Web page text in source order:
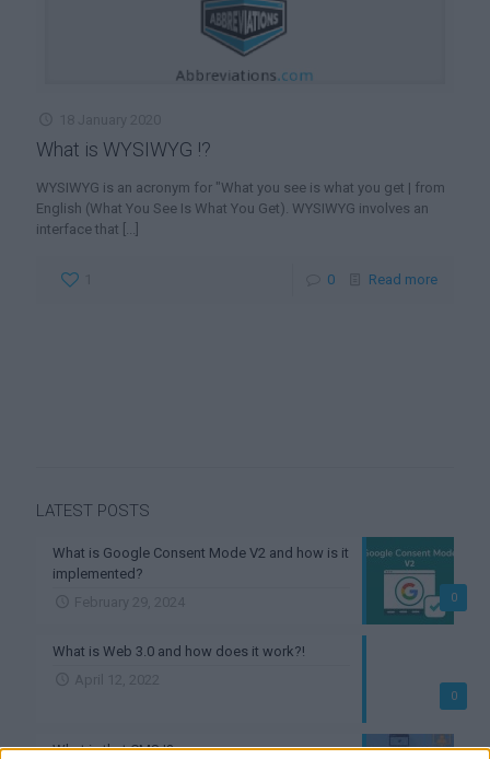
What is WYSIWYG !?
WYSIWYG is an acronym for "What you see is what you get | from
English (What You See Is What You Get). WYSIWYG involves an
interface that [...]
0 Read more
LATEST POSTS
0
What is Google Consent Mode V2 and how is it
implemented?
0
What is Web 3.0 and how does it work?!
What is that CMS !?